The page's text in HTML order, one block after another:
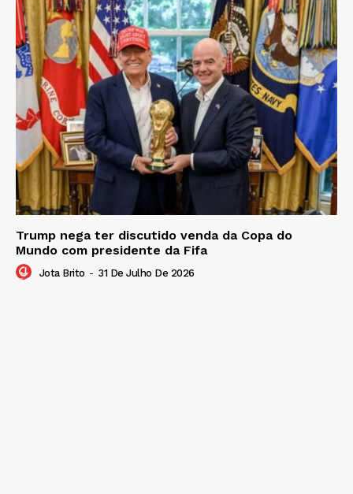
Trump nega ter discutido venda da Copa do
Mundo com presidente da Fifa
Jota Brito - 31 De Julho De 2026